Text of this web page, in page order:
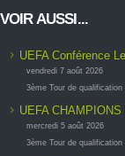
VOIR AUSSI...
UEFA Conférence
vendredi 7 août 2026
3ème Tour de
UEFA CHAMPIONS
mercredi 5 août 2026
3ème Tour de qualification